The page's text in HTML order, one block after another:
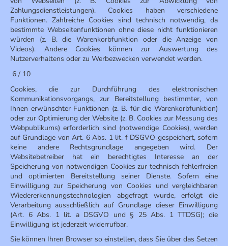
Zahlungsdienstleistungen). Cookies haben verschiedene
Funktionen. Zahlreiche Cookies sind technisch notwendig, da
bestimmte Webseitenfunktionen ohne diese nicht funktionieren
würden (z. B. die Warenkorbfunktion oder die Anzeige von
Videos). Andere Cookies können zur Auswertung des
Nutzerverhaltens oder zu Werbezwecken verwendet werden.
6 / 10
Cookies, die zur Durchführung des elektronischen
Kommunikationsvorgangs, zur Bereitstellung bestimmter, von
Ihnen erwünschter Funktionen (z. B. für die Warenkorbfunktion)
oder zur Optimierung der Website (z. B. Cookies zur Messung des
Webpublikums) erforderlich sind (notwendige Cookies), werden
auf Grundlage von Art. 6 Abs. 1 lit. f DSGVO gespeichert, sofern
keine andere Rechtsgrundlage angegeben wird. Der
Websitebetreiber hat ein berechtigtes Interesse an der
Speicherung von notwendigen Cookies zur technisch fehlerfreien
und optimierten Bereitstellung seiner Dienste. Sofern eine
Einwilligung zur Speicherung von Cookies und vergleichbaren
Wiedererkennungstechnologien abgefragt wurde, erfolgt die
Verarbeitung ausschließlich auf Grundlage dieser Einwilligung
(Art. 6 Abs. 1 lit. a DSGVO und § 25 Abs. 1 TTDSG); die
Einwilligung ist jederzeit widerrufbar.
Sie können Ihren Browser so einstellen, dass Sie über das Setzen